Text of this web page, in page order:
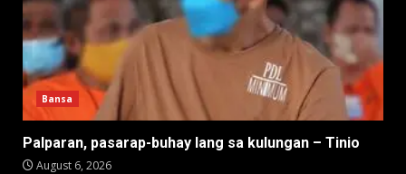
Bansa
Palparan, pasarap-buhay lang sa kulungan – Tinio
August 6, 2026